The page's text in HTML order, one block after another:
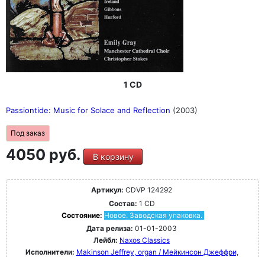
1 CD
Passiontide: Music for Solace and Reflection (2003)
Под заказ
4050 руб. В корзину
Артикул: CDVP 124292
Состав: 1 CD
Состояние: Новое. Заводская упаковка.
Дата релиза: 01-01-2003
Лейбл: Naxos Classics
Исполнители: Makinson Jeffrey, organ / Мейкинсон Джеффри,